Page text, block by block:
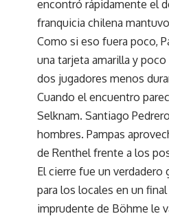
encontró rápidamente el
franquicia chilena
Como si eso fuera poco,
una tarjeta amarilla y
dos jugadores menos
Cuando el encuentro
Selknam. Santiago
hombres. Pampas
de Renthel frente a los
El cierre fue un verdadero
para los locales en un
imprudente de Böhme le